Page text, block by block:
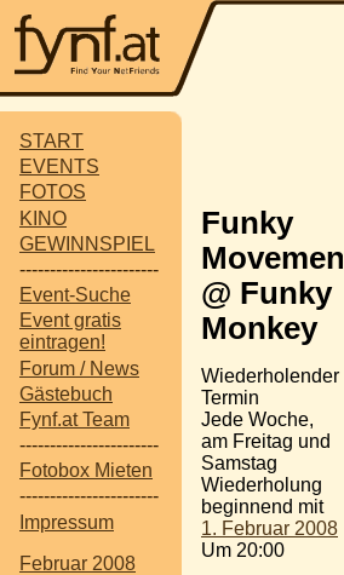
START
EVENTS
FOTOS
KINO
GEWINNSPIEL
-----------------------
Event-Suche
Event gratis
eintragen!
Forum / News
Gästebuch
Fynf.at Team
-----------------------
Fotobox Mieten
-----------------------
Impressum
Februar 2008
Funky
Movement
@ Funky
Monkey
Wiederholender
Termin
Jede Woche,
am Freitag und
Samstag
Wiederholung
beginnend mit
1. Februar 2008
Um 20:00